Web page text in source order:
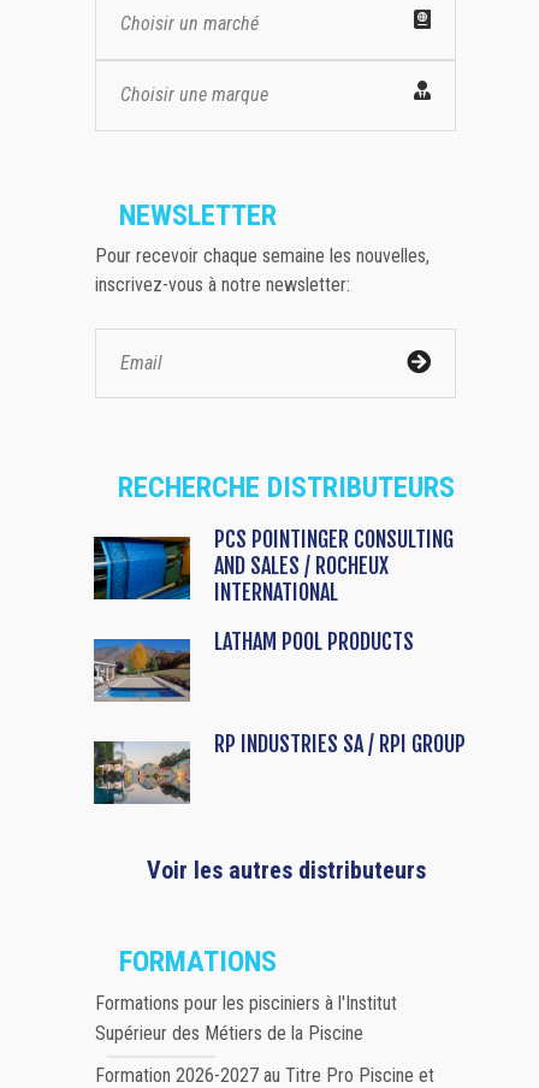
Choisir un marché
Choisir une marque
NEWSLETTER
Pour recevoir chaque semaine les nouvelles,
inscrivez-vous à notre newsletter:
RECHERCHE DISTRIBUTEURS
PCS POINTINGER CONSULTING
AND SALES / ROCHEUX
INTERNATIONAL
LATHAM POOL PRODUCTS
RP INDUSTRIES SA / RPI GROUP
Voir les autres distributeurs
FORMATIONS
Formations pour les pisciniers à l'Institut
Supérieur des Métiers de la Piscine
Formation 2026-2027 au Titre Pro Piscine et